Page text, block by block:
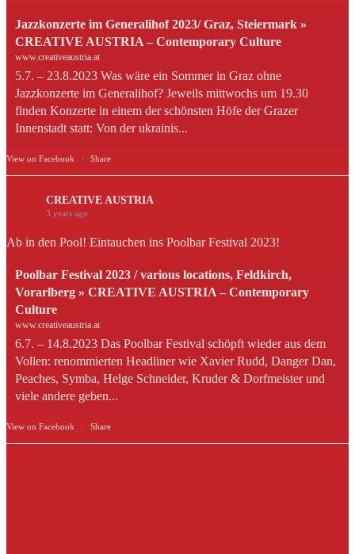
Jazzkonzerte im Generalihof 2023/ Graz, Steiermark »
CREATIVE AUSTRIA – Contemporary Culture
www.creativeaustria.at
5.7. – 23.8.2023 Was wäre ein Sommer in Graz ohne
Jazzkonzerte im Generalihof? Jeweils mittwochs um 19.30
finden Konzerte in einem der schönsten Höfe der Grazer
Innenstadt statt: Von der ukrainis...
View on Facebook · Share
CREATIVE AUSTRIA
3 years ago
Ab in den Pool! Eintauchen ins Poolbar Festival 2023!
Poolbar Festival 2023 / various locations, Feldkirch,
Vorarlberg » CREATIVE AUSTRIA – Contemporary
Culture
www.creativeaustria.at
6.7. – 14.8.2023 Das Poolbar Festival schöpft wieder aus dem
Vollen: renommierten Headliner wie Xavier Rudd, Danger Dan,
Peaches, Symba, Helge Schneider, Kruder & Dorfmeister und
viele andere geben...
View on Facebook · Share